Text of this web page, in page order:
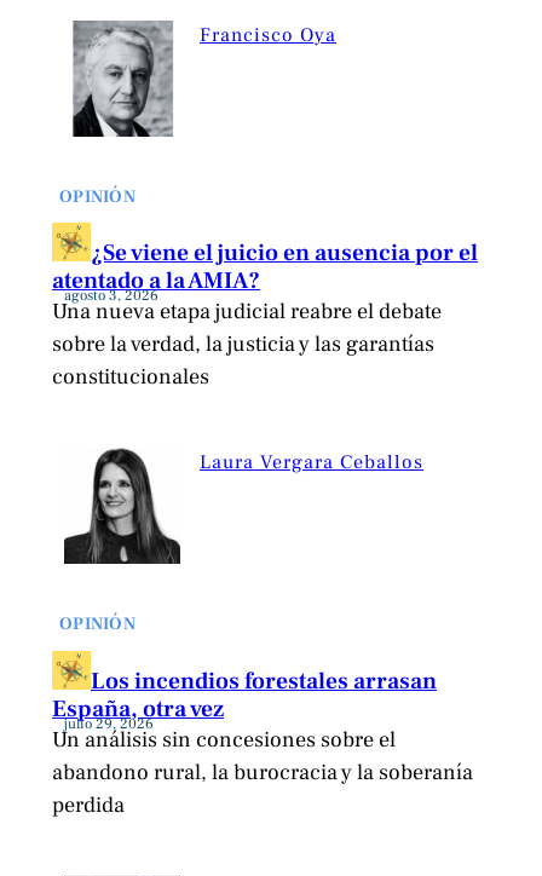
Francisco Oya
OPINIÓN
¿Se viene el juicio en ausencia por el
atentado a la AMIA?
agosto 3, 2026
Una nueva etapa judicial reabre el debate
sobre la verdad, la justicia y las garantías
constitucionales
Laura Vergara Ceballos
OPINIÓN
Los incendios forestales arrasan
España, otra vez
julio 29, 2026
Un análisis sin concesiones sobre el
abandono rural, la burocracia y la soberanía
perdida